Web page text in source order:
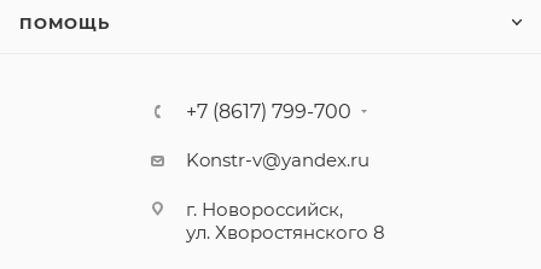
ПОМОЩЬ
+7 (8617) 799-700
Konstr-v@yandex.ru
г. Новороссийск,
ул. Хворостянского 8